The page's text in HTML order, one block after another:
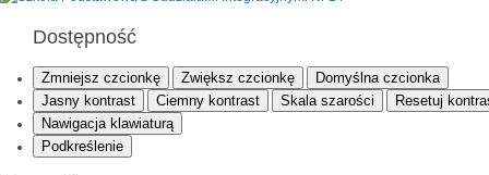
Dostępność
Zmniejsz czcionkę Zwiększ czcionkę
Domyślna czcionka
Jasny kontrast
Ciemny kontrast Skala szarości
Resetuj
Nawigacja klawiaturą
Podkreślenie